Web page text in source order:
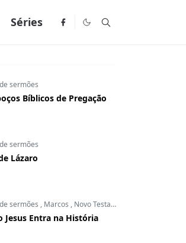
Séries
sermões
Bíblicos de Pregação
sermões
Lázaro
sermões , Marcos , Novo Testamento
Jesus Entra na História